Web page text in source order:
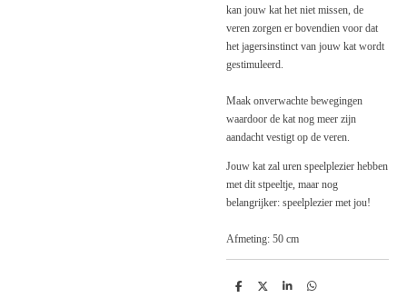
kan jouw kat het niet missen, de
veren zorgen er bovendien voor dat
het jagersinstinct van jouw kat wordt
gestimuleerd.
Maak onverwachte bewegingen
waardoor de kat nog meer zijn
aandacht vestigt op de veren.
Jouw kat zal uren speelplezier hebben
met dit stpeeltje, maar nog
belangrijker: speelplezier met jou!
Afmeting: 50 cm
D
D
S
D